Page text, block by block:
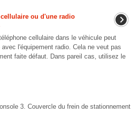
ou d'une radio
cellulaire dans le véhicule peut
l'équipement radio. Cela ne veut pas
faite défaut. Dans pareil cas, utilisez le
3. Couvercle du frein de stationnement